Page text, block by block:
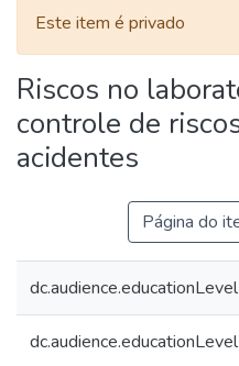
Sobre o RI-UFCSPA
FAQ
Este item é privado
Riscos no
controle de
acidentes
Página do
dc.audience.educationLevel
dc.audience.educationLevel